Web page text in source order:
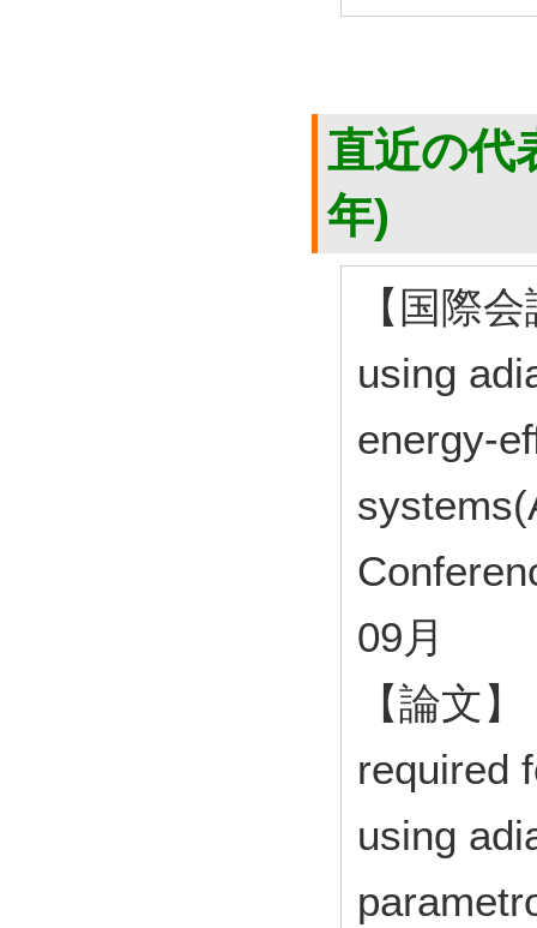
直近の代
年)
【国際
using
energy-
09月
【論文
required
using